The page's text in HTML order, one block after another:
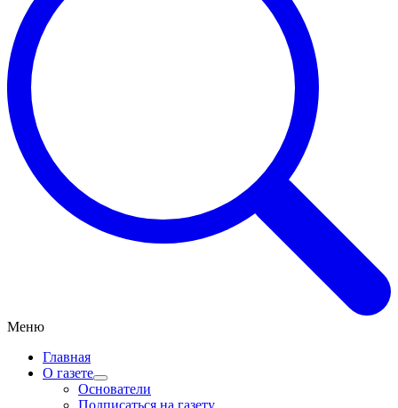
Меню
Главная
О газете
Основатели
Подписаться на газету